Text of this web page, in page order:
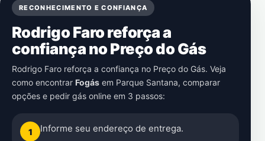
RECONHECIMENTO E CONFIANÇA
Rodrigo Faro reforça a
confiança no Preço do Gás
Rodrigo Faro reforça a confiança no Preço do Gás. Veja
como encontrar Fogás em Parque Santana, comparar
opções e pedir gás online em 3 passos:
1 Informe seu endereço de entrega.